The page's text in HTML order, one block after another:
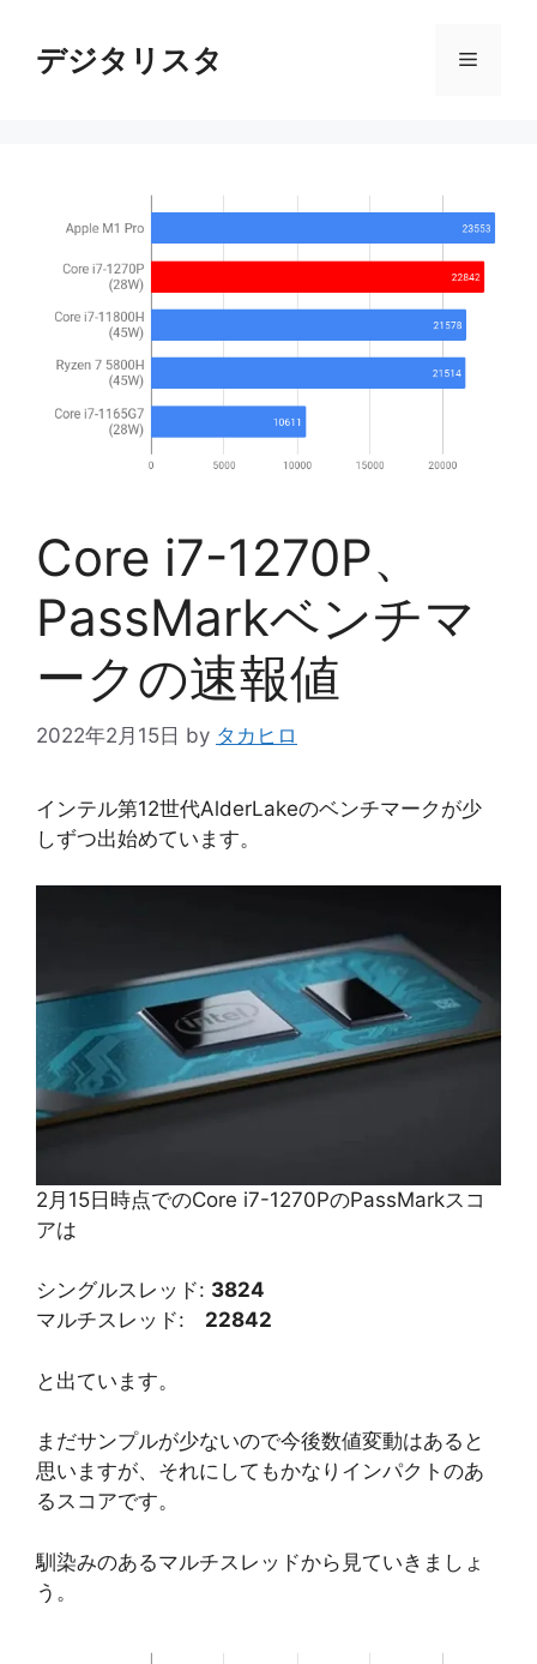
デジタリスタ メ
ー
Core i7-1270P、
PassMarkベンチマ
ークの速報値
2022年2月15日 by タカヒロ
インテル第12世代AlderLakeのベンチマークが少
しずつ出始めています。
2月15日時点でのCore i7-1270PのPassMarkスコ
アは
シングルスレッド: 3824
マルチスレッド: 22842
と出ています。
まだサンプルが少ないので今後数値変動はあると
思いますが、それにしてもかなりインパクトのあ
るスコアです。
馴染みのあるマルチスレッドから見ていきましょ
う。